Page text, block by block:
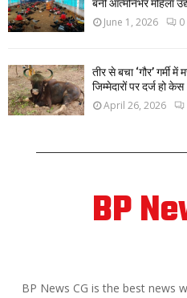
बनीं आत्मनिर्भर महिला
June 1, 2026 0
तीर से बचा ‘गौर’ गर्मी
जिम्मेदारों पर दर्ज हो केस
April 26, 2026
BP
BP News CG is the best news